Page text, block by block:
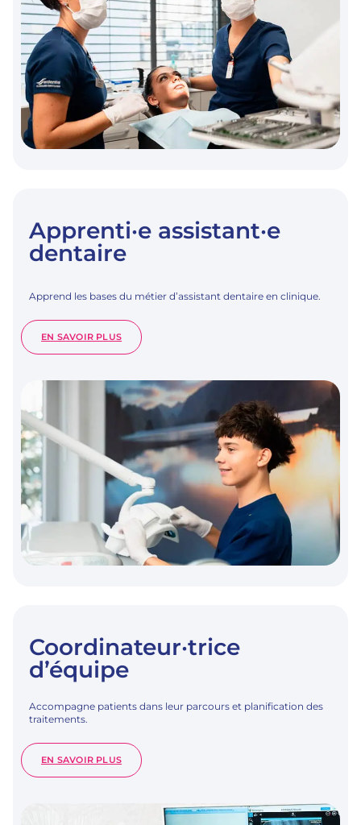
Apprenti·e assistant·e
dentaire
Apprend les bases du métier d’assistant dentaire en clinique.
EN SAVOIR PLUS:
APPRENTI·E
Coordinateur·trice
d’équipe
Accompagne patients dans leur parcours et planification des
traitements.
EN SAVOIR PLUS:
COORDINATEUR·TRICE